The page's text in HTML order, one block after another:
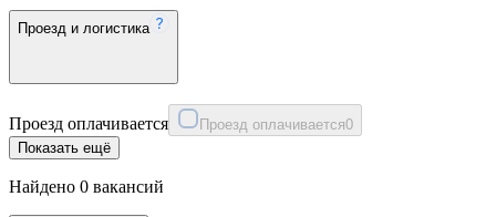
Проезд и логистика
Проезд оплачивается Проезд оплачивается0
Показать ещё
Найдено 0 вакансий